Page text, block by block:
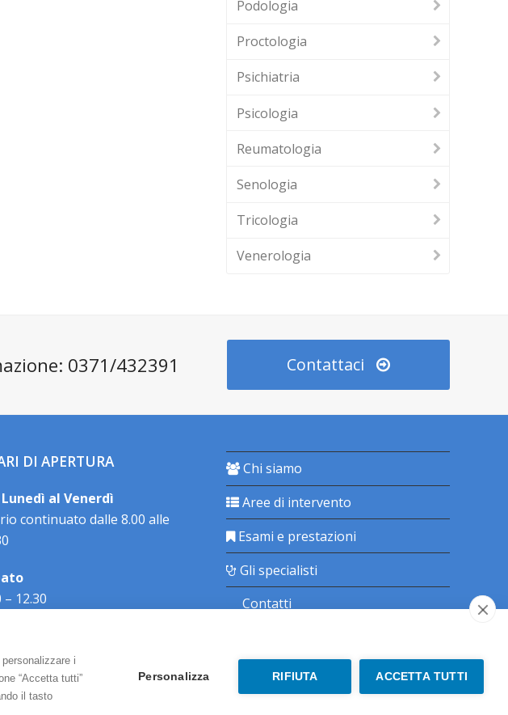
Podologia
Proctologia
Psichiatria
Psicologia
Reumatologia
Senologia
Tricologia
Venerologia
0371/432391 Contattaci
DI APERTURA
al Venerdì
continuato dalle 8.00 alle
– 12.30
Chi siamo
Aree di intervento
Esami e prestazioni
Gli specialisti
Contatti
i
“Accetta tutti”
il tasto
Personalizza RIFIUTA ACCETTA TUTTI